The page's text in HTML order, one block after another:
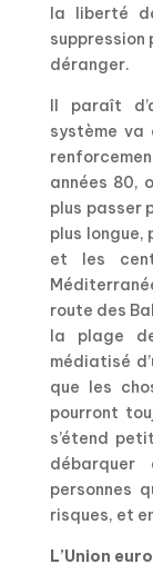
la liberté
suppression
déranger.
Il paraît
système va
années 80,
plus passer
plus longue,
et les
route des
la plage
médiatisé
que les
pourront
s’étend
débarquer
personnes
risques, et
L’Union